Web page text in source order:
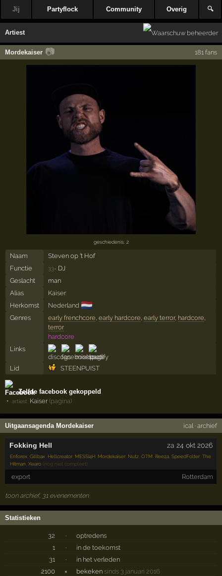
Jij Partyflock Community Overig 🔍
Artiest
Mordekaiser 📷 181 fans
geschiedenis: 2
Naam
Steven op 't Hof
Functie
33× DJ
Geslacht
man
Alias
Kaiser
Herkomst
Nederland 🇳🇱
Genres early frenchcore, early hardcore, early terror, hardcore,
terror
hardcore
Links
Lid STEENPUIST
Zelfde facebook gekoppeld
artiest: Kaiser (pagina)
Uitgaansagenda Mordekaiser ical· archief
Fokking Hell za 24 okt 2026
Enforex,Gillbax, Hellcreator, MESSI4H, Mordekaiser, Nutz,OTM, Reeza,SpeedFolter,The
Hitman,Xearo (nog niet compleet)
export Rotterdam
toon archief, 31 evenementen
Statistieken
32 ·
optredens
1
·
in de toekomst
31
·
in het verleden
2100
× bekeken sinds 3 januari 2016